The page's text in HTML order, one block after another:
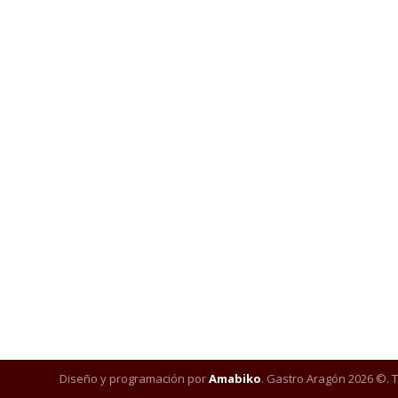
Diseño y programación porAmabiko. Gastro Aragón 2026 ©.